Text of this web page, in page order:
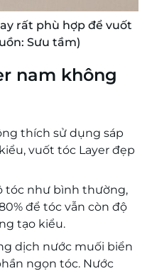
rất phù hợp để vuốt
Sưu tầm)
nam không
thích sử dụng sáp
vuốt tóc Layer đẹp
tóc như bình thường,
để tóc vẫn còn độ
tạo kiểu.
dịch nước muối biển
ngọn tóc. Nước